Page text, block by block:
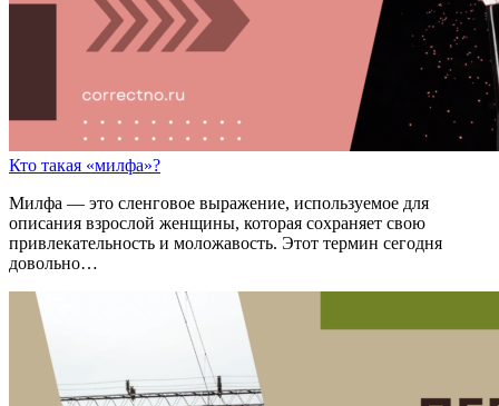
Кто такая «милфа»?
Милфа — это сленговое выражение, используемое для
описания взрослой женщины, которая сохраняет свою
привлекательность и моложавость. Этот термин сегодня
довольно…